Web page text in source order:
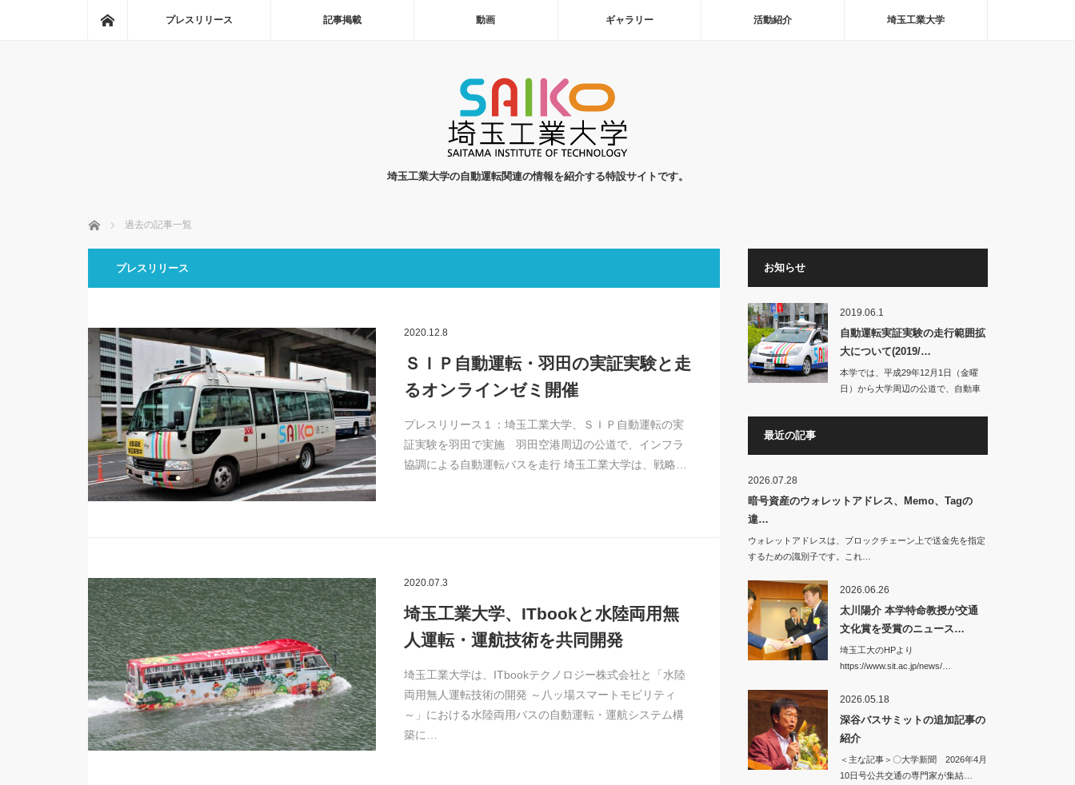
プレスリリース 記事掲載 動画 ギャラリー 活動紹介 埼玉工業大学
埼玉工業大学の自動運転関連の情報を紹介する特設サイトです。
ホーム 過去の記事一覧
プレスリリース
2020.12.8
ＳＩＰ自動運転・羽田の実証実験と走
るオンラインゼミ開催
プレスリリース１：埼玉工業大学、ＳＩＰ自動運転の実
証実験を羽田で実施 羽田空港周辺の公道で、インフラ
協調による自動運転バスを走行 埼玉工業大学は、戦略…
2020.07.3
埼玉工業大学、ITbookと水陸両用無
人運転・運航技術を共同開発
埼玉工業大学は、ITbookテクノロジー株式会社と「水陸
両用無人運転技術の開発 ～八ッ場スマートモビリティ
～」における水陸両用バスの自動運転・運航システム構
築に…
お知らせ
2019.06.1
自動運転実証実験の走行範囲拡
大について(2019/…
本学では、平成29年12月1日（金曜
日）から大学周辺の公道で、自動車
最近の記事
2026.07.28
暗号資産のウォレットアドレス、Memo、Tagの
違…
ウォレットアドレスは、ブロックチェーン上で送金先を指定
するための識別子です。これ…
2026.06.26
太川陽介 本学特命教授が交通
文化賞を受賞のニュース…
埼玉工大のHPより
https://www.sit.ac.jp/news/…
2026.05.18
深谷バスサミットの追加記事の
紹介
＜主な記事＞〇大学新聞 2026年4月
10日号公共交通の専門家が集結…